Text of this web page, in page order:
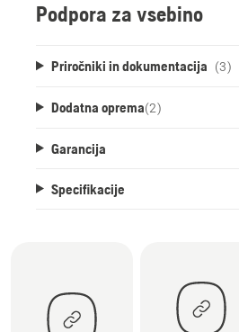
Podpora za vsebino
Priročniki in dokumentacija (3)
Dodatna oprema(2)
Garancija
Specifikacije